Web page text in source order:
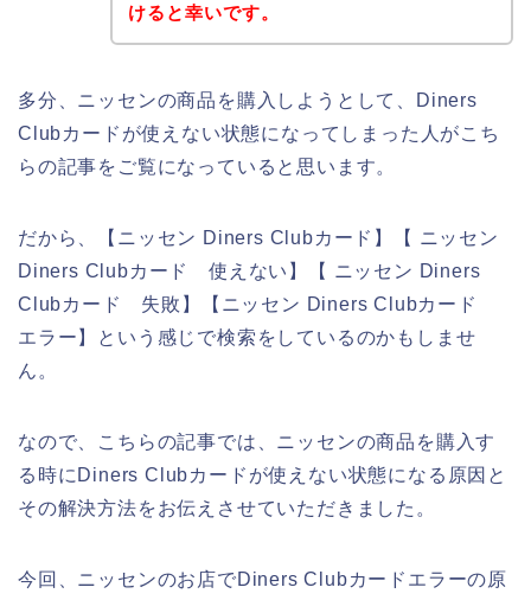
けると幸いです。
多分、ニッセンの商品を購入しようとして、Diners
Clubカードが使えない状態になってしまった人がこち
らの記事をご覧になっていると思います。
だから、【ニッセン Diners Clubカード】【 ニッセン
Diners Clubカード 使えない】【 ニッセン Diners
Clubカード 失敗】【ニッセン Diners Clubカード
エラー】という感じで検索をしているのかもしませ
ん。
なので、こちらの記事では、ニッセンの商品を購入す
る時にDiners Clubカードが使えない状態になる原因と
その解決方法をお伝えさせていただきました。
今回、ニッセンのお店でDiners Clubカードエラーの原